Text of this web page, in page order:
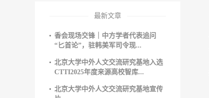
最新文章
香会现场交锋｜中方学者代表追问
“匕首论”，驻韩美军司令现...
北京大学中外人文交流研究基地入选
CTTI2025年度来源高校智库...
北京大学中外人文交流研究基地宣传